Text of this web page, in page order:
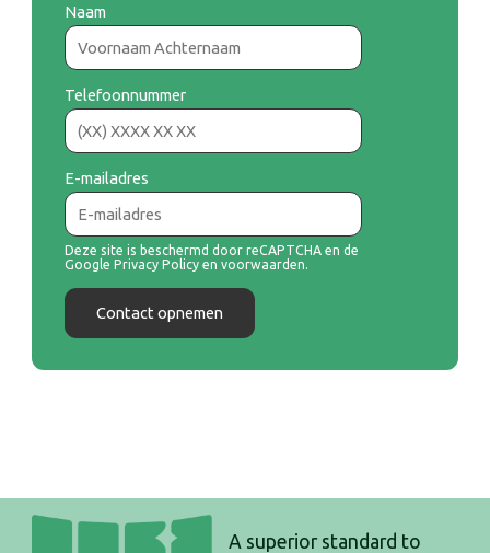
Naam
Telefoonnummer
E-mailadres
Deze site is beschermd door reCAPTCHA en de
Google Privacy Policyen voorwaarden.
Contact opnemen
A superior standard to
Toelichting
Contact opnemen